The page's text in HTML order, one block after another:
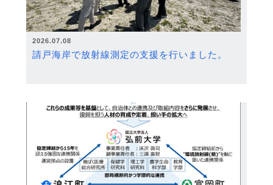
2026.07.08
請戸海岸で放射線測定の支援を行いました。